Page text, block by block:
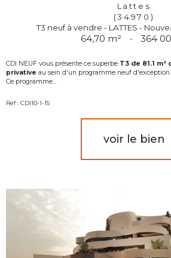
Lattes
(34970)
T3 neuf à vendre - LATTES -
64,70 m² - 364
CDI NEUF vous présente ce superbe T3 de 81.1
privative au sein d'un programme neuf d'exception
Ce programme...
Réf : CDI10-1-15
voir le bien